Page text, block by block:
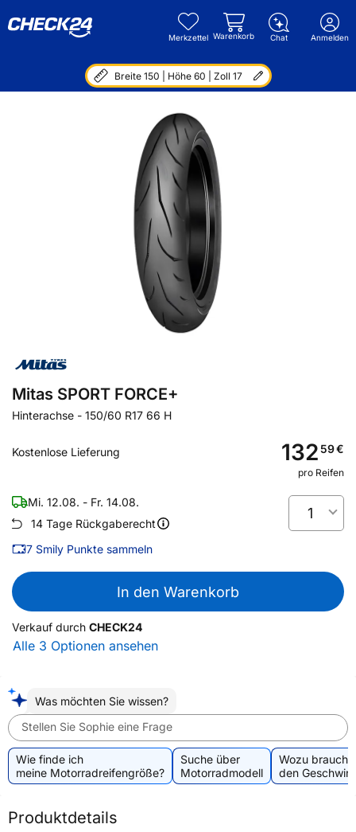
Merkzettel Warenkorb Chat Anmelden
Breite 150 | Höhe 60 | Zoll 17
Mitas SPORT FORCE+
Hinterachse - 150/60 R17 66 H
Kostenlose Lieferung 13259€
pro Reifen
Mi. 12.08. - Fr. 14.08.
14 Tage Rückgaberecht
7 Smily Punkte sammeln
1
In den Warenkorb
Verkauf durch CHECK24
Alle 3 Optionen ansehen
Was möchten Sie wissen?
Stellen Sie Sophie eine Frage
Wie finde ich
meine Motorradreifengröße?
Suche über
Motorradmodell
Wozu
den
Produktdetails